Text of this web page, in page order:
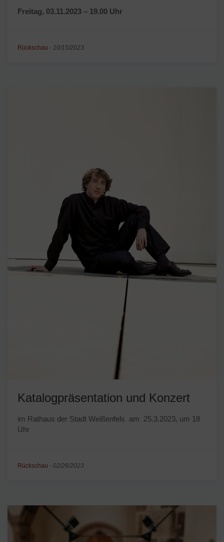
Freitag, 03.11.2023 – 19.00 Uhr
Rückschau - 10/15/2023
Katalogpräsentation und Konzert
im Rathaus der Stadt Weißenfels am 25.3.2023, um 18
Uhr
Rückschau - 02/26/2023